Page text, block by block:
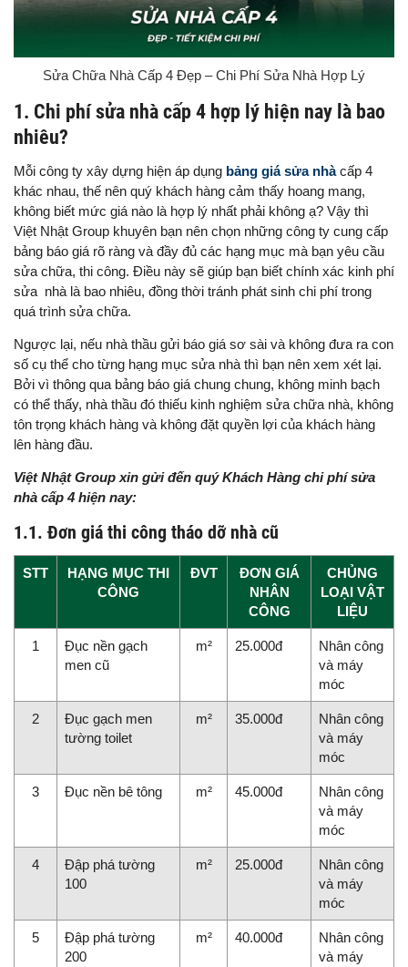
Sửa Chữa Nhà Cấp 4 Đẹp – Chi Phí Sửa Nhà Hợp Lý
1. Chi phí sửa nhà cấp 4 hợp lý hiện nay là bao
nhiêu?
Mỗi công ty xây dựng hiện áp dụng bảng giá sửa nhàcấp 4
khác nhau, thế nên quý khách hàng cảm thấy hoang mang,
không biết mức giá nào là hợp lý nhất phải không ạ? Vậy thì
Việt Nhật Group khuyên bạn nên chọn những công ty cung cấp
bảng báo giá rõ ràng và đầy đủ các hạng mục mà bạn yêu cầu
sửa chữa, thi công. Điều này sẽ giúp bạn biết chính xác kinh phí
sửa nhà là bao nhiêu, đồng thời tránh phát sinh chi phí trong
quá trình sửa chữa.
Ngược lại, nếu nhà thầu gửi báo giá sơ sài và không đưa ra con
số cụ thể cho từng hạng mục sửa nhà thì bạn nên xem xét lại.
Bởi vì thông qua bảng báo giá chung chung, không minh bạch
có thể thấy, nhà thầu đó thiếu kinh nghiệm sửa chữa nhà, không
tôn trọng khách hàng và không đặt quyền lợi của khách hàng
lên hàng đầu.
Việt Nhật Group xin gửi đến quý Khách Hàng chi phí sửa
nhà cấp 4 hiện nay:
1.1. Đơn giá thi công tháo dỡ nhà cũ
STT
HẠNG MỤC THI
CÔNG
ĐVT
ĐƠN GIÁ
NHÂN
CÔNG
CHỦNG
LOẠI VẬT
LIỆU
1
Đục nền gạch
men cũ
m² 25.000đ
Nhân công
và máy
móc
2
Đục gạch men
tường toilet
m² 35.000đ
Nhân công
và máy
móc
3 Đục nền bê tông m² 45.000đ
Nhân công
và máy
móc
4
Đập phá tường
100
m² 25.000đ
Nhân công
và máy
móc
5
Đập phá tường
200
m² 40.000đ
Nhân công
và máy